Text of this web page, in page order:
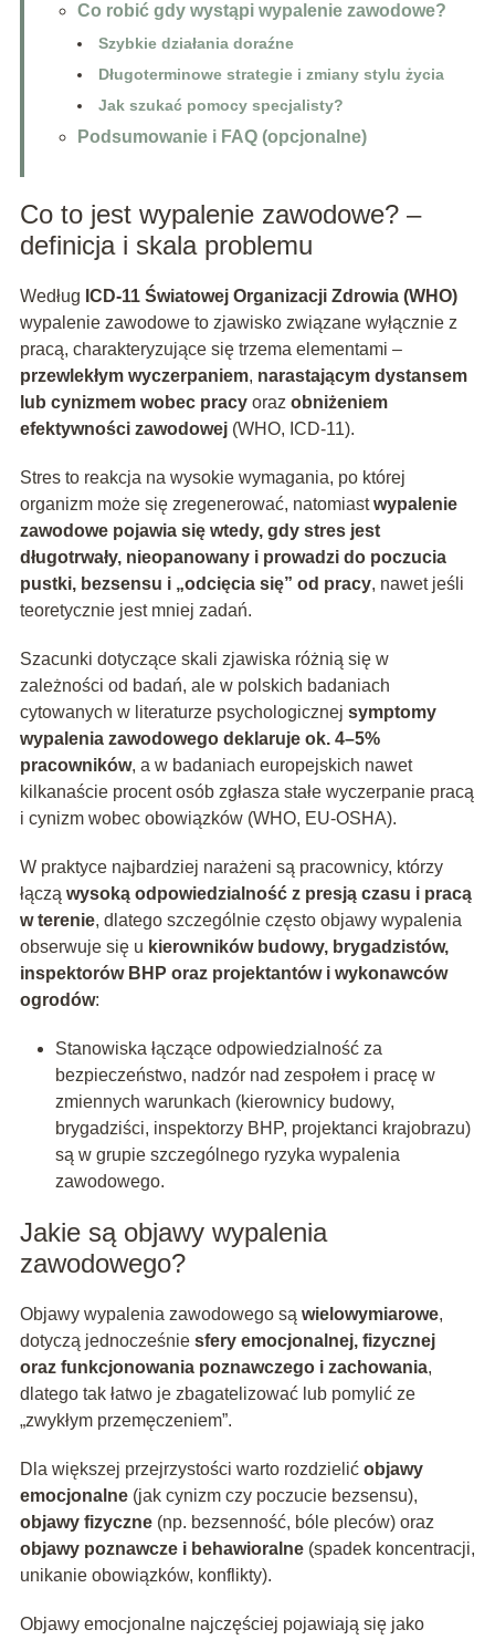
Co robić gdy wystąpi wypalenie zawodowe?
Szybkie działania doraźne
Długoterminowe strategie i zmiany stylu życia
Jak szukać pomocy specjalisty?
Podsumowanie i FAQ (opcjonalne)
Co to jest wypalenie zawodowe? –
definicja i skala problemu
Według ICD-11 Światowej Organizacji Zdrowia (WHO)
wypalenie zawodowe to zjawisko związane wyłącznie z
pracą, charakteryzujące się trzema elementami –
przewlekłym wyczerpaniem, narastającym dystansem
lub cynizmem wobec pracyoraz obniżeniem
efektywności zawodowej(WHO, ICD‑11).
Stres to reakcja na wysokie wymagania, po której
organizm może się zregenerować, natomiastwypalenie
zawodowe pojawia się wtedy, gdy stres jest
długotrwały, nieopanowany i prowadzi do poczucia
pustki, bezsensu i „odcięcia się” od pracy, nawet jeśli
teoretycznie jest mniej zadań.
Szacunki dotyczące skali zjawiska różnią się w
zależności od badań, ale w polskich badaniach
cytowanych w literaturze psychologicznej symptomy
wypalenia zawodowego deklaruje ok. 4–5%
pracowników, a w badaniach europejskich nawet
kilkanaście procent osób zgłasza stałe wyczerpanie pracą
i cynizm wobec obowiązków (WHO, EU‑OSHA).
W praktyce najbardziej narażeni są pracownicy, którzy
łączą wysoką odpowiedzialność z presją czasu i pracą
w terenie, dlatego szczególnie często objawy wypalenia
obserwuje się u kierowników budowy, brygadzistów,
inspektorów BHP oraz projektantów i wykonawców
ogrodów:
Stanowiska łączące odpowiedzialność za
bezpieczeństwo, nadzór nad zespołem i pracę w
zmiennych warunkach (kierownicy budowy,
brygadziści, inspektorzy BHP, projektanci krajobrazu)
są w grupie szczególnego ryzyka wypalenia
zawodowego.
Jakie są objawy wypalenia
zawodowego?
Objawy wypalenia zawodowego są wielowymiarowe,
dotyczą jednocześnie sfery emocjonalnej, fizycznej
oraz funkcjonowania poznawczego i zachowania,
dlatego tak łatwo je zbagatelizować lub pomylić ze
„zwykłym przemęczeniem”.
Dla większej przejrzystości warto rozdzielić objawy
emocjonalne(jak cynizm czy poczucie bezsensu),
objawy fizyczne(np. bezsenność, bóle pleców) oraz
objawy poznawcze i behawioralne(spadek koncentracji,
unikanie obowiązków, konflikty).
Objawy emocjonalne najczęściej pojawiają się jako